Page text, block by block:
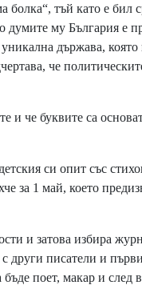
тъй като е бил
думите му България е
държава,
че
и че буквите са
си опит със
за 1 май, което
и затова избира
други писатели и
поет, макар и след